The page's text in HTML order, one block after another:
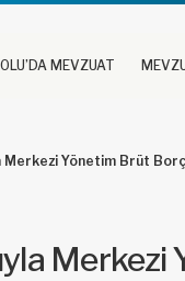
MEVZUAT
Merkezi Yönetim Brüt